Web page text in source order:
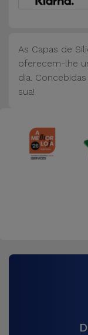
de
Computador
Acessórios
Kids
As Capas de
oferecem-lhe
dia.
sua!